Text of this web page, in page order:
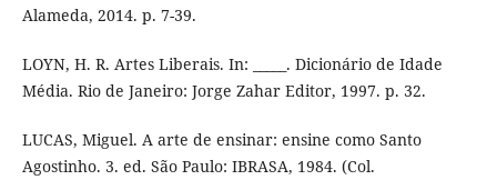
Alameda, 2014. p. 7-39.
LOYN, H. R. Artes Liberais. In: _____. Dicionário de Idade
Média. Rio de Janeiro: Jorge Zahar Editor, 1997. p. 32.
LUCAS, Miguel. A arte de ensinar: ensine como Santo
Agostinho. 3. ed. São Paulo: IBRASA, 1984. (Col.